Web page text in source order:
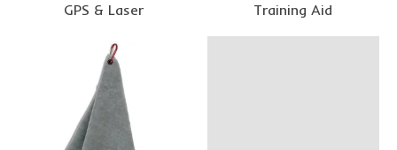
GPS & Laser Training Aid